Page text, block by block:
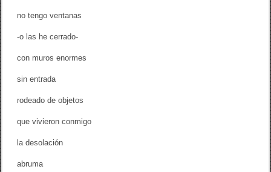
no tengo ventanas
-o las he cerrado-
con muros enormes
sin entrada
rodeado de objetos
que vivieron conmigo
la desolación
abruma